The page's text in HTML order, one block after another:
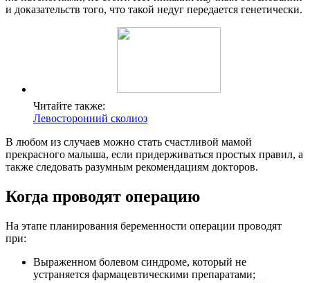
и доказательств того, что такой недуг передается генетически.
Читайте также:
Левосторонний сколиоз
В любом из случаев можно стать счастливой мамой
прекрасного малыша, если придерживаться простых правил, а
также следовать разумным рекомендациям докторов.
Когда проводят операцию
На этапе планирования беременности операции проводят
при:
Выраженном болевом синдроме, который не
устраняется фармацевтическими препаратами;